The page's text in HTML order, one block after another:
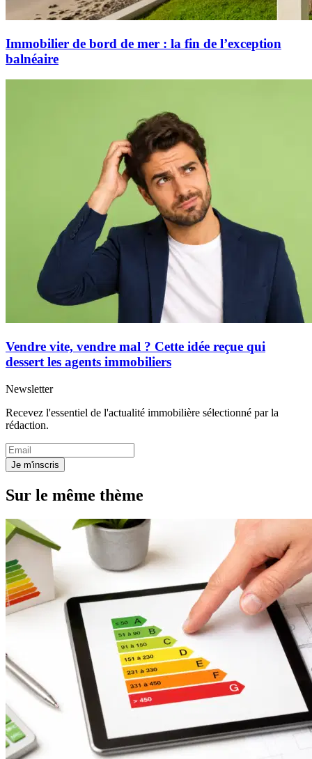
Immobilier de bord de mer : la fin de l’exception
balnéaire
Vendre vite, vendre mal ? Cette idée reçue qui
dessert les agents immobiliers
Newsletter
Recevez l'essentiel de l'actualité immobilière sélectionné par la
rédaction.
Je m'inscris
Sur le même thème